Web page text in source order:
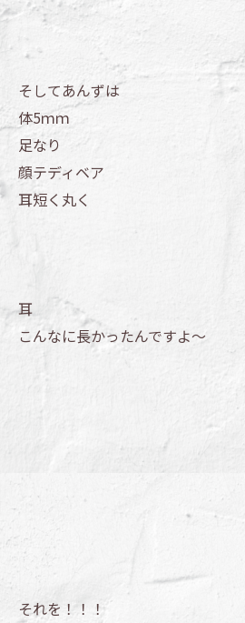
そしてあんずは
体5ｍｍ
足なり
顔テディベア
耳短く丸く
耳
こんなに長かったんですよ～
それを！！！